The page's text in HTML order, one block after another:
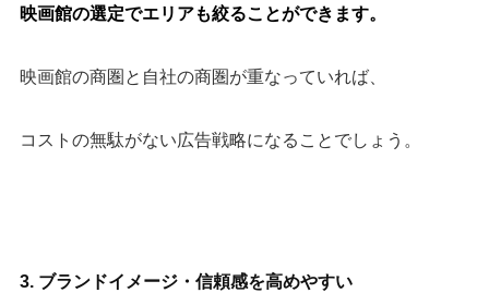
映画館の選定でエリアも絞ることができます。
映画館の商圏と自社の商圏が重なっていれば、
コストの無駄がない広告戦略になることでしょう。
3. ブランドイメージ・信頼感を高めやすい